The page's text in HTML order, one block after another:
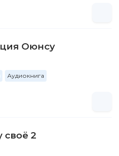
Оюнсу
Аудиокнига
2